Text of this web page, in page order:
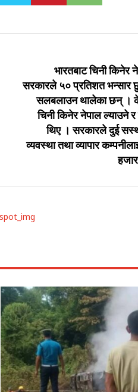
भारतबाट चिनी किनेर
सरकारले ५० प्रतिशत भन्सार
सलबलाउन थालेका छन् ।
चिनी किनेर नेपाल ल्याउने र
थिए । सरकारले दुई
व्यवस्था तथा व्यापार